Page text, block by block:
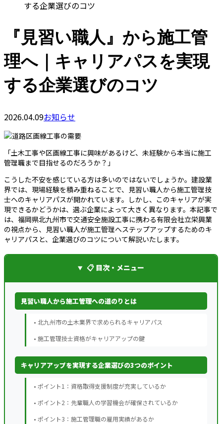
する企業選びのコツ
『見習い職人』から施工管
理へ｜キャリアパスを実現
する企業選びのコツ
2026.04.09お知らせ
「土木工事や区画線工事に興味があるけど、未経験から本当に施工
管理職まで目指せるのだろうか？」
こうした不安を感じている方は多いのではないでしょうか。建設業
界では、現場経験を積み重ねることで、見習い職人から施工管理技
士へのキャリアパスが開かれています。しかし、このキャリアが実
現できるかどうかは、選ぶ企業によって大きく異なります。本記事で
は、福岡県北九州市で交通安全施設工事に携わる有限会社立栄興業
の視点から、見習い職人が施工管理へステップアップするためのキ
ャリアパスと、企業選びのコツについて解説いたします。
📋 目次・メニュー
見習い職人から施工管理への道のりとは
• 北九州市の土木業界で求められるキャリアパス
• 施工管理技士資格がキャリアアップの鍵
キャリアアップを実現する企業選びの3つのポイント
• ポイント1：資格取得支援制度が充実しているか
• ポイント2：先輩職人の学習機会が確保されているか
• ポイント3：施工管理職の雇用実績があるか